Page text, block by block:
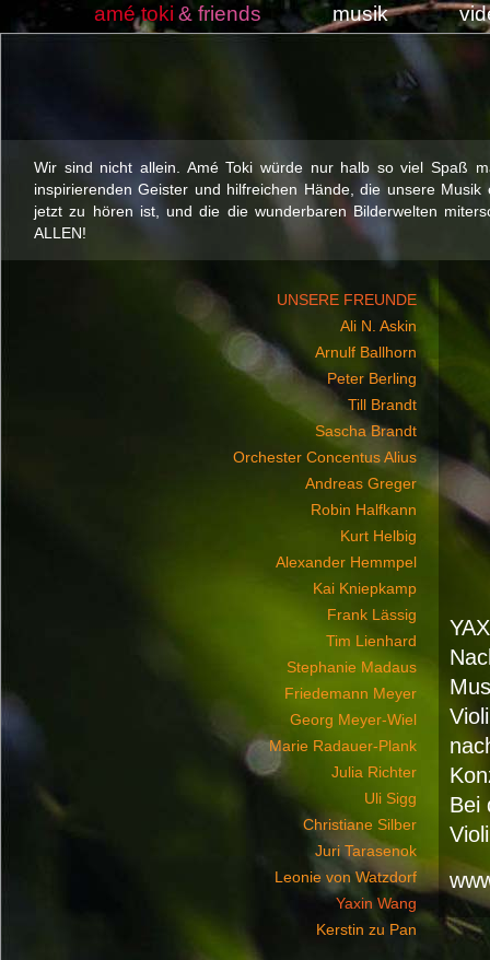
amé toki & friends musik
Wir sind nicht allein. Amé Toki würde nur halb so viel Spaß
inspirierenden Geister und hilfreichen Hände, die unsere
jetzt zu hören ist, und die die wunderbaren Bilderwelten
ALLEN!
UNSERE FREUNDE
Ali N. Askin
Arnulf Ballhorn
Peter Berling
Till Brandt
Sascha Brandt
Orchester Concentus Alius
Andreas Greger
Robin Halfkann
Kurt Helbig
Alexander Hemmpel
Kai Kniepkamp
Frank Lässig
Tim Lienhard
Stephanie Madaus
Friedemann Meyer
Georg Meyer-Wiel
Marie Radauer-Plank
Julia Richter
Uli Sigg
Christiane Silber
Juri Tarasenok
Leonie von Watzdorf
Yaxin Wang
Kerstin zu Pan
Bei